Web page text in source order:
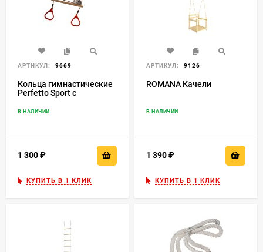
АРТИКУЛ: 9669
Кольца гимнастические
Perfetto Sport с
310
В НАЛИЧИИ
1 300
КУПИТЬ В 1 КЛИК
АРТИКУЛ: 9126
ROMANA Качели
В НАЛИЧИИ
1 390
КУПИТЬ В 1 КЛИК